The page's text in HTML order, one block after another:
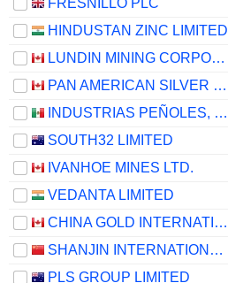
FRESNILLO PLC
HINDUSTAN ZINC LIMITED
LUNDIN MINING CORPORATION
PAN AMERICAN SILVER CORP.
INDUSTRIAS PEÑOLES, S.A.B. DE C.V.
SOUTH32 LIMITED
IVANHOE MINES LTD.
VEDANTA LIMITED
CHINA GOLD INTERNATIONAL RESOURCES CORP. LTD.
SHANJIN INTERNATIONAL GOLD CO., LTD.
PLS GROUP LIMITED